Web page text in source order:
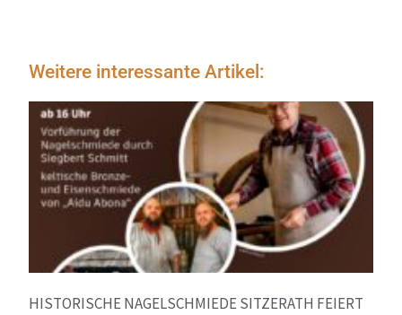
Weitere interessante Artikel:
HISTORISCHE NAGELSCHMIEDE SITZERATH FEIERT